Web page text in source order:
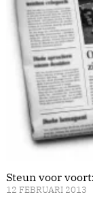
Steun voor
12 FEBRUARI 2013